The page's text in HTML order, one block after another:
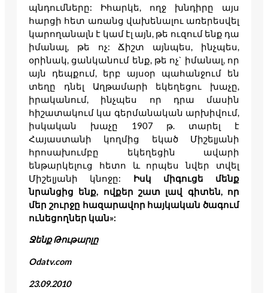
պնդումները: Իհարկե, ողջ խնդիրը այս
հարցի հետ առանց վախենալու առերեսվել
կարողանալն է կամ էլ այն, թե ուզում ենք դա
իմանալ, թե ոչ: Ճիշտ այնպես, ինչպես,
օրինակ, ցանկանում ենք, թե ոչ` իմանալ, որ
այն դեպքում, երբ այսօր պահանջում են
տեղը դնել Աղթամարի եկեղեցու խաչը,
իրականում, ինչպես որ դրա մասին
հիշատակում կա գերմանական արխիվում,
իսկական խաչը 1907 թ. տարել է
Հայաստանի կողմից եկած Միշելյանի
հրոսախումբը եկեղեցին ավարի
ենթարկելուց հետո և որպես նվեր տվել
Միշելյանի կնոջը: Իսկ միգուցե մենք
նրանցից ենք, ովքեր շատ լավ գիտեն, որ
մեր շուրջը հազարավոր հայկական ծագում
ունեցողներ կան»:
Ջենք Թութարլը
Odatv.com
23.09.2010